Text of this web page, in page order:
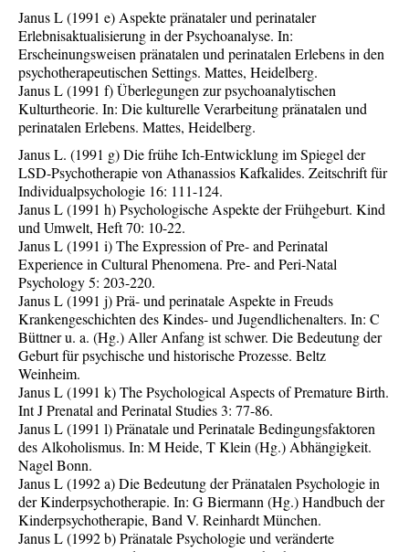
Janus L (1991 e) Aspekte pränataler und perinataler
Erlebnisaktualisierung in der Psychoanalyse. In:
Erscheinungsweisen pränatalen und perinatalen Erlebens in den
psychotherapeutischen Settings. Mattes, Heidelberg.
Janus L (1991 f) Überlegungen zur psychoanalytischen
Kulturtheorie. In: Die kulturelle Verarbeitung pränatalen und
perinatalen Erlebens. Mattes, Heidelberg.
Janus L. (1991 g) Die frühe Ich-Entwicklung im Spiegel der
LSD-Psychotherapie von Athanassios Kafkalides. Zeitschrift für
Individualpsychologie 16: 111-124.
Janus L (1991 h) Psychologische Aspekte der Frühgeburt. Kind
und Umwelt, Heft 70: 10-22.
Janus L (1991 i) The Expression of Pre- and Perinatal
Experience in Cultural Phenomena. Pre- and Peri-Natal
Psychology 5: 203-220.
Janus L (1991 j) Prä- und perinatale Aspekte in Freuds
Krankengeschichten des Kindes- und Jugendlichenalters. In: C
Büttner u. a. (Hg.) Aller Anfang ist schwer. Die Bedeutung der
Geburt für psychische und historische Prozesse. Beltz
Weinheim.
Janus L (1991 k) The Psychological Aspects of Premature Birth.
Int J Prenatal and Perinatal Studies 3: 77-86.
Janus L (1991 l) Pränatale und Perinatale Bedingungsfaktoren
des Alkoholismus. In: M Heide, T Klein (Hg.) Abhängigkeit.
Nagel Bonn.
Janus L (1992 a) Die Bedeutung der Pränatalen Psychologie in
der Kinderpsychotherapie. In: G Biermann (Hg.) Handbuch der
Kinderpsychotherapie, Band V. Reinhardt München.
Janus L (1992 b) Pränatale Psychologie und veränderte